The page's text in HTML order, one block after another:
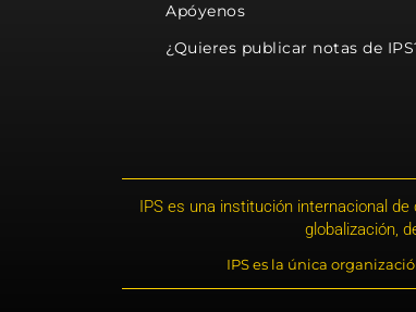
Apóyenos
¿Quieres publicar notas de
IPS es una institución internacional
globalización,
IPS es la única